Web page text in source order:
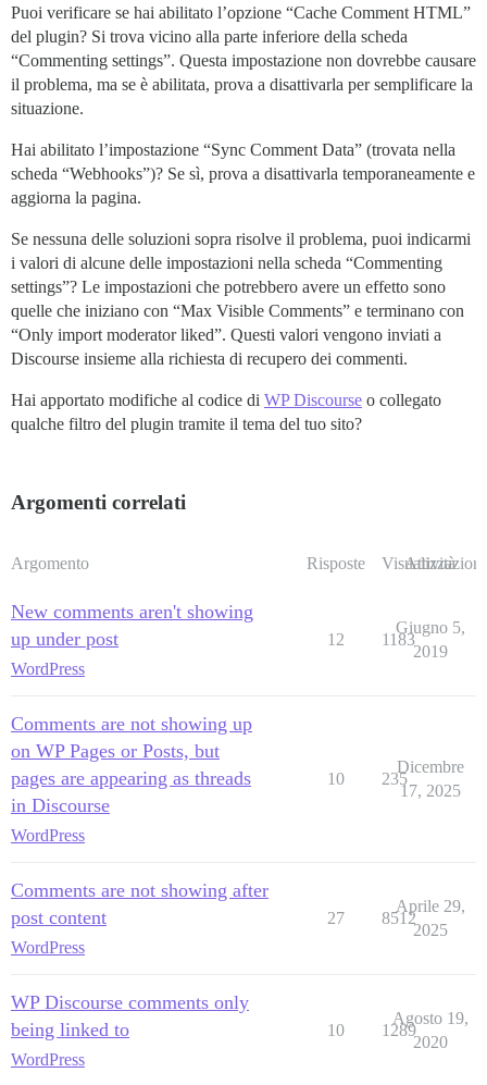
Puoi verificare se hai abilitato l’opzione “Cache Comment HTML”
del plugin? Si trova vicino alla parte inferiore della scheda
“Commenting settings”. Questa impostazione non dovrebbe causare
il problema, ma se è abilitata, prova a disattivarla per semplificare la
situazione.
Hai abilitato l’impostazione “Sync Comment Data” (trovata nella
scheda “Webhooks”)? Se sì, prova a disattivarla temporaneamente e
aggiorna la pagina.
Se nessuna delle soluzioni sopra risolve il problema, puoi indicarmi
i valori di alcune delle impostazioni nella scheda “Commenting
settings”? Le impostazioni che potrebbero avere un effetto sono
quelle che iniziano con “Max Visible Comments” e terminano con
“Only import moderator liked”. Questi valori vengono inviati a
Discourse insieme alla richiesta di recupero dei commenti.
Hai apportato modifiche al codice di WP Discourse o collegato
qualche filtro del plugin tramite il tema del tuo sito?
Argomenti correlati
Argomento Risposte Visualizzazioni
Attività
New comments aren't showing
up under post
WordPress
12 1183
Giugno 5,
2019
Comments are not showing up
on WP Pages or Posts, but
pages are appearing as threads
in Discourse
WordPress
10 235
Dicembre
17, 2025
Comments are not showing after
post content
WordPress
27 8512
Aprile 29,
2025
WP Discourse comments only
being linked to
WordPress
10 1289
Agosto 19,
2020